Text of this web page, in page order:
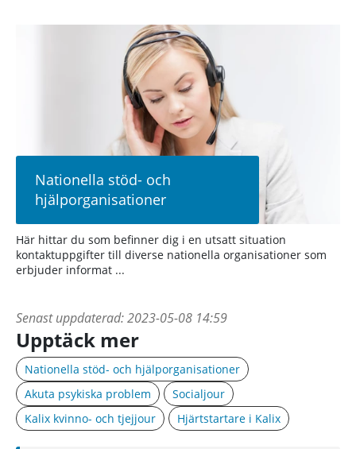
Nationella stöd- och
hjälporganisationer
Här hittar du som befinner dig i en utsatt situation
kontaktuppgifter till diverse nationella organisationer som
erbjuder informat ...
Senast uppdaterad:2023-05-08 14:59
Upptäck mer
Nationella stöd- och hjälporganisationer
Akuta psykiska problem
Socialjour
Kalix kvinno- och tjejjour
Hjärtstartare i Kalix